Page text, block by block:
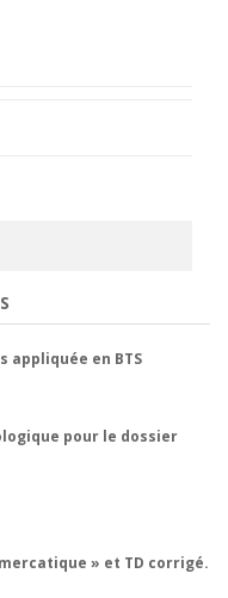
appliquée en BTS
pour le dossier
» et TD corrigé.